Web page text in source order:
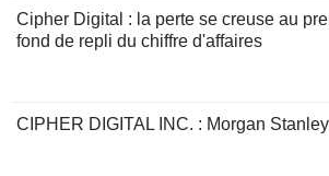
Cipher Digital : la perte se creuse au
fond de repli du chiffre d'affaires
CIPHER DIGITAL INC. : Morgan